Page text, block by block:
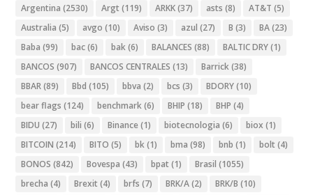
Argentina (2530) Argt (119) ARKK(37) asts (8) AT&T (5)
Australia (5) avgo (10) Aviso (3) azul (27) B (3) BA(23)
Baba (99) bac(6) bak(6) BALANCES (88) BALTIC DRY(1)
BANCOS (907) BANCOS CENTRALES (13) Barrick(38)
BBAR(89) Bbd (105) bbva (2) bcs (3) BDORY(10)
bear flags (124) benchmark(6) BHIP (18) BHP (4)
BIDU (27) bili (6) Binance (1) biotecnologia (6) biox (1)
BITCOIN (214) BITO (5) bk(1) bma (98) bnb (1) bolt (4)
BONOS (842) Bovespa (43) bpat (1) Brasil (1055)
brecha (4) Brexit (4) brfs (7) BRK/A(2) BRK/B (10)